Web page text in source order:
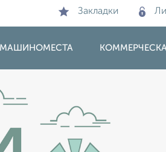
Закладки
МАШИНОМЕСТА